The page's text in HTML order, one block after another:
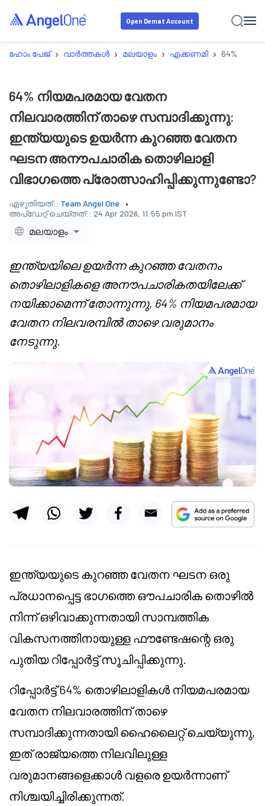
Open Demat Account
ഹോം പേജ് › വാർത്തകൾ › മലയാളം › എക്കണമി › 64%
64% നിയമപരമായ വേതന
നിലവാരത്തിന് താഴെ സമ്പാദിക്കുന്നു:
ഇന്ത്യയുടെ ഉയർന്ന കുറഞ്ഞ വേതന
ഘടന അനൗപചാരിക തൊഴിലാളി
വിഭാഗത്തെ പ്രോത്സാഹിപ്പിക്കുന്നുണ്ടോ?
എഴുതിയത്:: Team Angel One
അപ്‌ഡേറ്റ് ചെയ്തത്:: 24 Apr 2026, 11:55 pm IST
മലയാളം
ഇന്ത്യയിലെ ഉയർന്ന കുറഞ്ഞ വേതനം
തൊഴിലാളികളെ അനൗപചാരികതയിലേക്ക്
നയിക്കാമെന്ന് തോന്നുന്നു, 64% നിയമപരമായ
വേതന നിലവരമ്പിൽ താഴെ വരുമാനം
നേടുന്നു.
ഇന്ത്യയുടെ കുറഞ്ഞ വേതന ഘടന ഒരു
പ്രധാനപ്പെട്ട ഭാഗത്തെ ഔപചാരിക തൊഴിൽ
നിന്ന് ഒഴിവാക്കുന്നതായി സാമ്പത്തിക
വികസനത്തിനായുള്ള ഫൗണ്ടേഷന്റെ ഒരു
പുതിയ റിപ്പോർട്ട് സൂചിപ്പിക്കുന്നു.
റിപ്പോർട്ട് 64% തൊഴിലാളികൾ നിയമപരമായ
വേതന നിലവാരത്തിന് താഴെ
സമ്പാദിക്കുന്നതായി ഹൈലൈറ്റ് ചെയ്യുന്നു,
ഇത് രാജ്യത്തെ നിലവിലുള്ള
വരുമാനങ്ങളെക്കാൾ വളരെ ഉയർന്നാണ്
നിശ്ചയിച്ചിരിക്കുന്നത്.